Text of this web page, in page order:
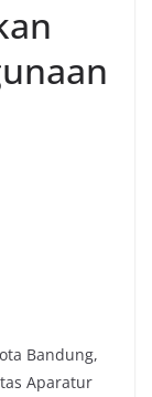
Bandung,
Aparatur